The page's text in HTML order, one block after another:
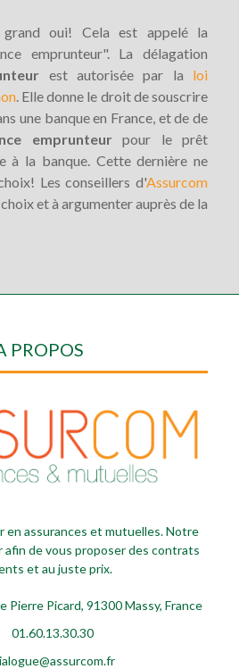
oui! Cela est appelé la
emprunteur". La délagation
est autorisée par la loi
. Elle donne le droit de souscrire
une banque en France, et de de
emprunteur pour le prêt
à la banque. Cette dernière ne
Les conseillers d'Assurcom
et à argumenter auprès de la
PROPOS
en assurances et mutuelles. Notre
afin de vous proposer des contrats
et au juste prix.
Pierre Picard, 91300 Massy, France
01.60.13.30.30